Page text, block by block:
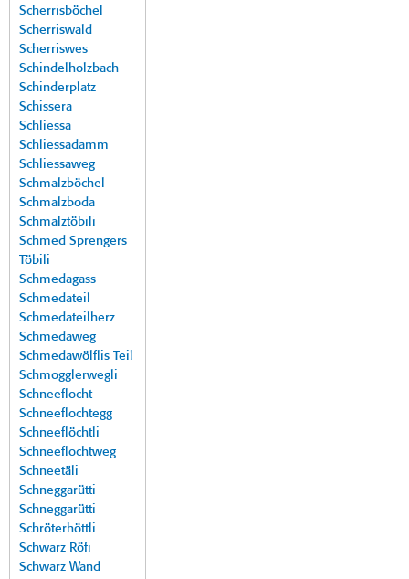
Scherrisböchel
Scherriswald
Scherriswes
Schindelholzbach
Schinderplatz
Schissera
Schliessa
Schliessadamm
Schliessaweg
Schmalzböchel
Schmalzboda
Schmalztöbili
Schmed Sprengers
Töbili
Schmedagass
Schmedateil
Schmedateilherz
Schmedaweg
Schmedawölflis Teil
Schmogglerwegli
Schneeflocht
Schneeflochtegg
Schneeflöchtli
Schneeflochtweg
Schneetäli
Schneggarütti
Schneggarütti
Schröterhöttli
Schwarz Röfi
Schwarz Wand